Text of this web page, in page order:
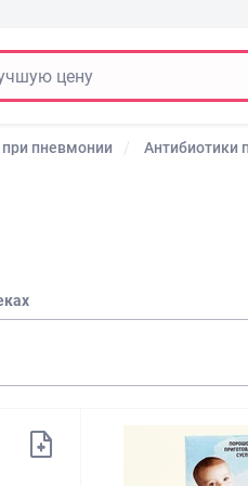
пневмонии Антибиотики